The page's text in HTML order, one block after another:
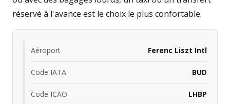
réservé à l'avance est le choix le plus confortable.
Aéroport Ferenc Liszt Intl
Code IATA BUD
Code ICAO LHBP